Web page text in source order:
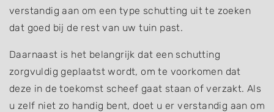
verstandig aan om een type schutting uit te zoeken
dat goed bij de rest van uw tuin past.
Daarnaast is het belangrijk dat een schutting
zorgvuldig geplaatst wordt, om te voorkomen dat
deze in de toekomst scheef gaat staan of verzakt. Als
u zelf niet zo handig bent, doet u er verstandig aan om